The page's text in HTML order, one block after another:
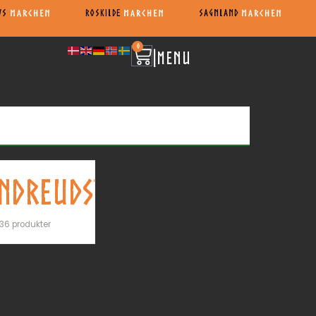
ROSKILDE SAGNLAND
0
|MENU
produkter